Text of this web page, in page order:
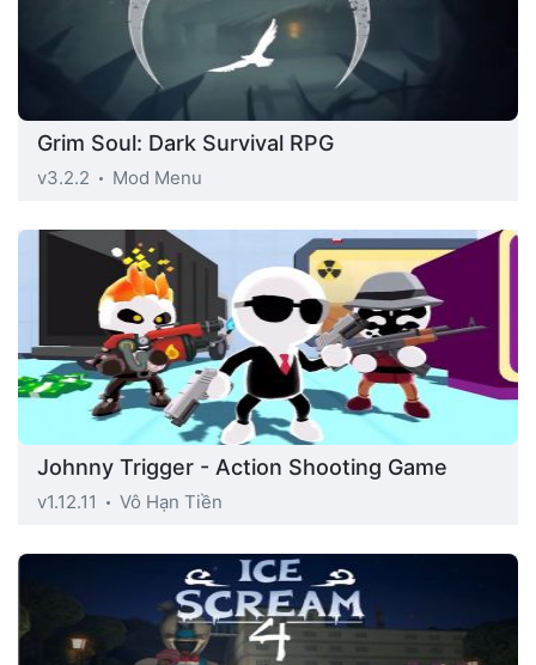
Grim Soul: Dark Survival RPG
v3.2.2 Mod Menu
Johnny Trigger - Action Shooting Game
v1.12.11 Vô Hạn Tiền